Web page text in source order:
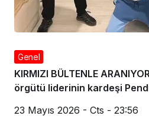
Genel
KIRMIZI BÜLTENLE
örgütü liderinin kardeşi
23 Mayıs 2026 - Cts - 23:56